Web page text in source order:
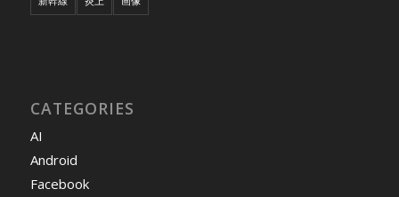
CATEGORIES
AI
Android
Facebook